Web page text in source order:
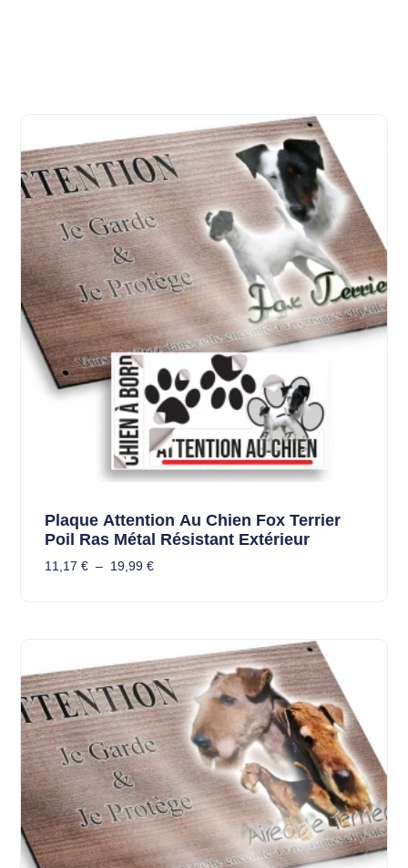
Plaque Attention Au Chien Fox Terrier
Poil Ras Métal Résistant Extérieur
11,17 € – 19,99 €